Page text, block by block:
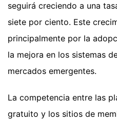
seguirá creciendo a una
siete por ciento. Este
principalmente por la
la mejora en los sistemas
mercados emergentes.
La competencia entre las
gratuito y los sitios de